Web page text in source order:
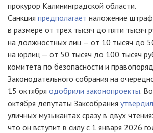
прокурор Калининградской области.
Санкция предполагает наложение
в размере от трех тысяч до пяти тысяч
на должностных лиц — от 10 тысяч до
на юрлиц — от 50 тысяч до 100 тысяч
комитета по безопасности и
Законодательного собрания на
15 октября одобрили законопроекты.
октября депутаты Заксобрания
уличных музыкантах сразу в двух
что он вступит в силу с 1 января 2026